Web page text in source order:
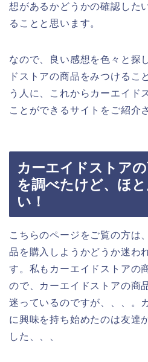
想があるかどうかの確認した
ることと思います。
なので、良い感想を色々と探
ドストアの商品をみつけるこ
う人に、これからカーエイド
ことができるサイトをご紹介
カーエイドストア
を調べたけど、ほ
い！
こちらのページをご覧の方は
品を購入しようかどうか迷わ
す。私もカーエイドストアの
ので、カーエイドストアの商
迷っているのですが、、、。
に興味を持ち始めたのは友達
した、、、